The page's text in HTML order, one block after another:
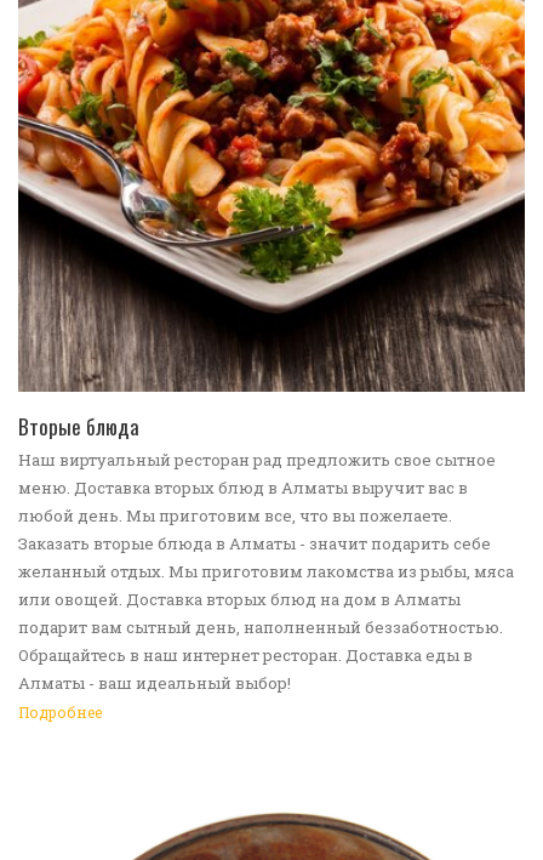
Вторые блюда
Наш виртуальный ресторан рад предложить свое сытное
меню. Доставка вторых блюд в Алматы выручит вас в
любой день. Мы приготовим все, что вы пожелаете.
Заказать вторые блюда в Алматы - значит подарить себе
желанный отдых. Мы приготовим лакомства из рыбы, мяса
или овощей. Доставка вторых блюд на дом в Алматы
подарит вам сытный день, наполненный беззаботностью.
Обращайтесь в наш интернет ресторан. Доставка еды в
Алматы - ваш идеальный выбор!
Подробнее